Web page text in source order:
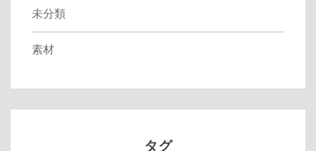
未分類
素材
タグ